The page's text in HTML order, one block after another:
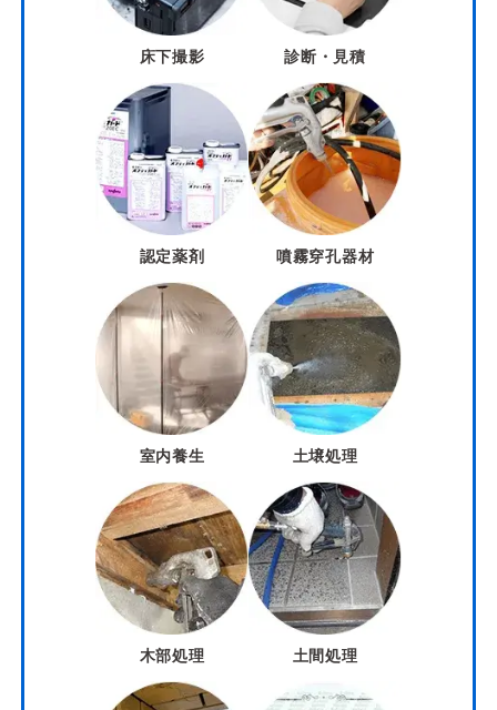
床下撮影 診断・見積
認定薬剤 噴霧穿孔器材
室内養生 土壌処理
木部処理 土間処理